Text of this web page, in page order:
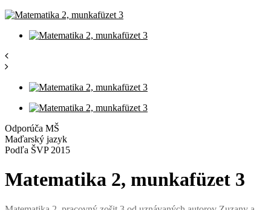
Odporúča MŠ
Maďarský jazyk
Podľa ŠVP 2015
Matematika 2, munkafüzet 3